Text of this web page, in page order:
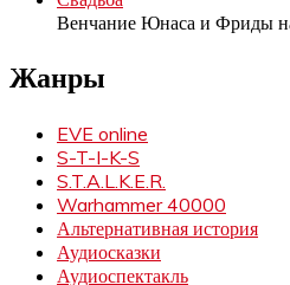
Венчание Юнаса и Фриды
Жанры
EVE online
S-T-I-K-S
S.T.A.L.K.E.R.
Warhammer 40000
Альтернативная история
Аудиосказки
Аудиоспектакль